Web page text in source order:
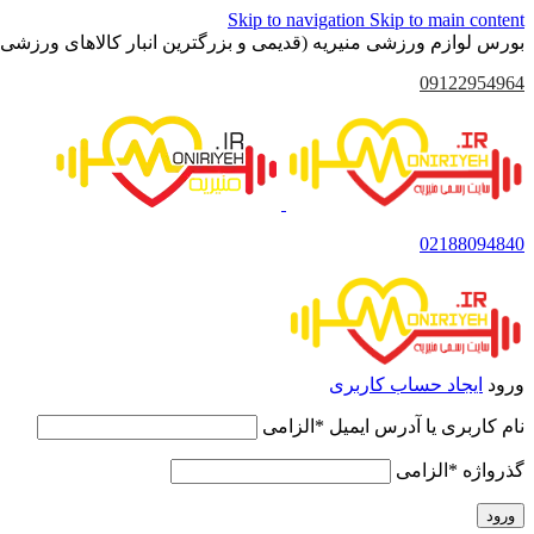
Skip to navigation Skip to main content
بورس لوازم ورزشی منیریه (قدیمی و بزرگترین انبار کالاهای ورزشی
09122954964
02188094840
ورود ایجاد حساب کاربری
نام کاربری یا آدرس ایمیل * الزامی
گذرواژه * الزامی
ورود